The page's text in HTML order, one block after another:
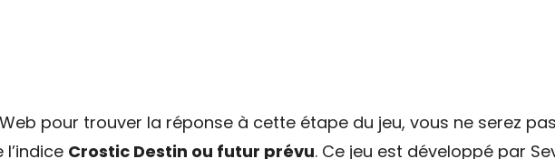
pour trouver la réponse à cette étape du jeu, vous ne serez
Crostic Destin ou futur prévu. Ce jeu est développé par